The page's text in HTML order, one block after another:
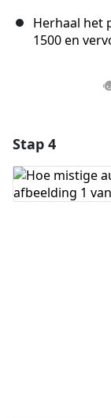
Herhaal het
1500 en
Voeg
Stap 4